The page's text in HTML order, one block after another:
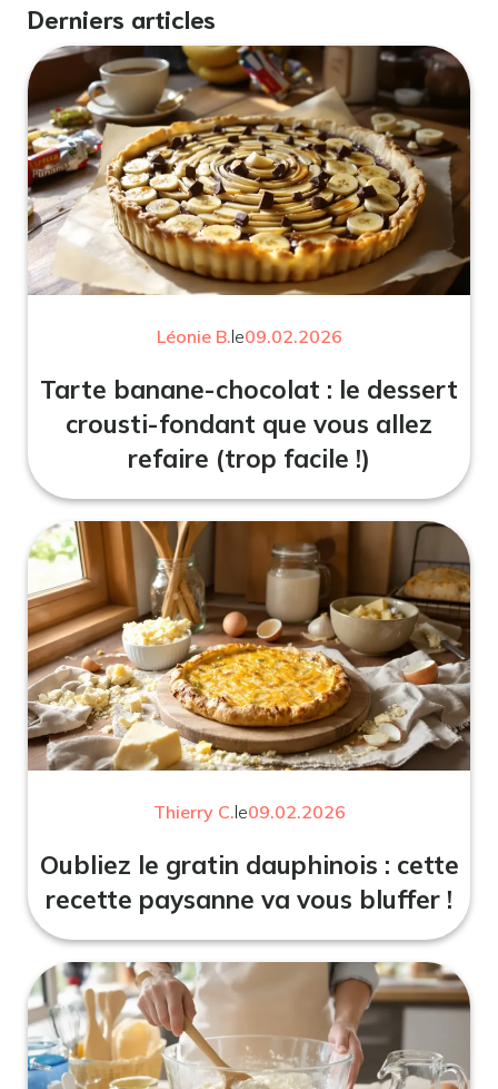
Derniers articles
Léonie B.le09.02.2026
Tarte banane-chocolat : le dessert
crousti-fondant que vous allez
refaire (trop facile !)
Thierry C.le09.02.2026
Oubliez le gratin dauphinois : cette
recette paysanne va vous bluffer !